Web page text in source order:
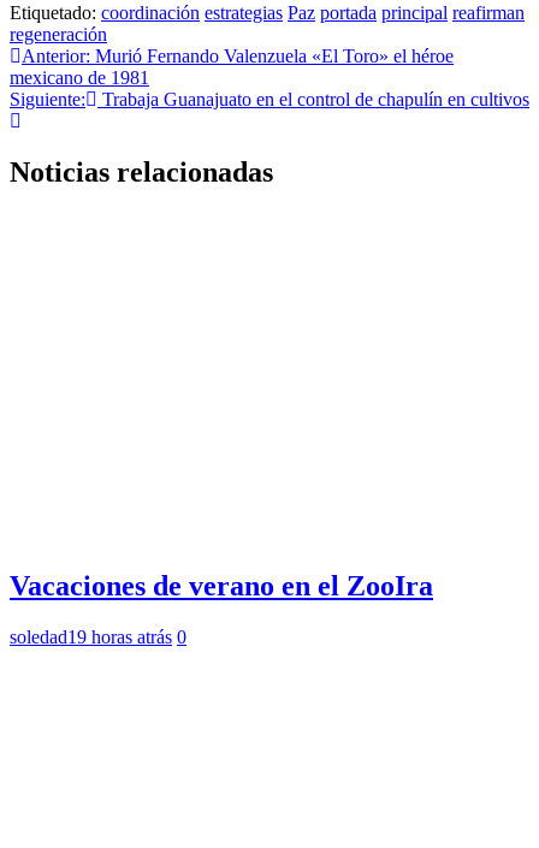
Etiquetado: coordinación estrategias Paz portada principal reafirman
regeneración
Anterior: Murió Fernando Valenzuela «El Toro» el héroe
mexicano de 1981
Siguiente:
Trabaja Guanajuato en el control de chapulín en cultivos
Noticias relacionadas
Vacaciones de verano en el ZooIra
soledad19 horas atrás 0